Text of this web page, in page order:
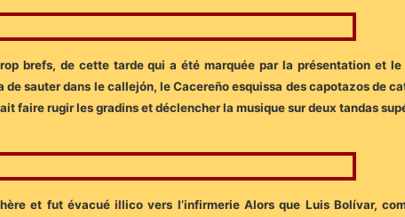
brefs, de cette tarde qui a été marquée par la présentation et
sauter dans le callejón, le Cacereño esquissa des capotazos de
faire rugir les gradins et déclencher la musique sur deux tandas
et fut évacué illico vers l’infirmerie Alors que Luis Bolívar,